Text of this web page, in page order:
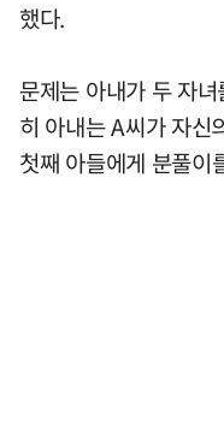
했다.
문제는 아내가 두 자
히 아내는 A씨가 자신
첫째 아들에게 분풀이